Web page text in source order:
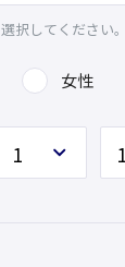
択してください。
女性